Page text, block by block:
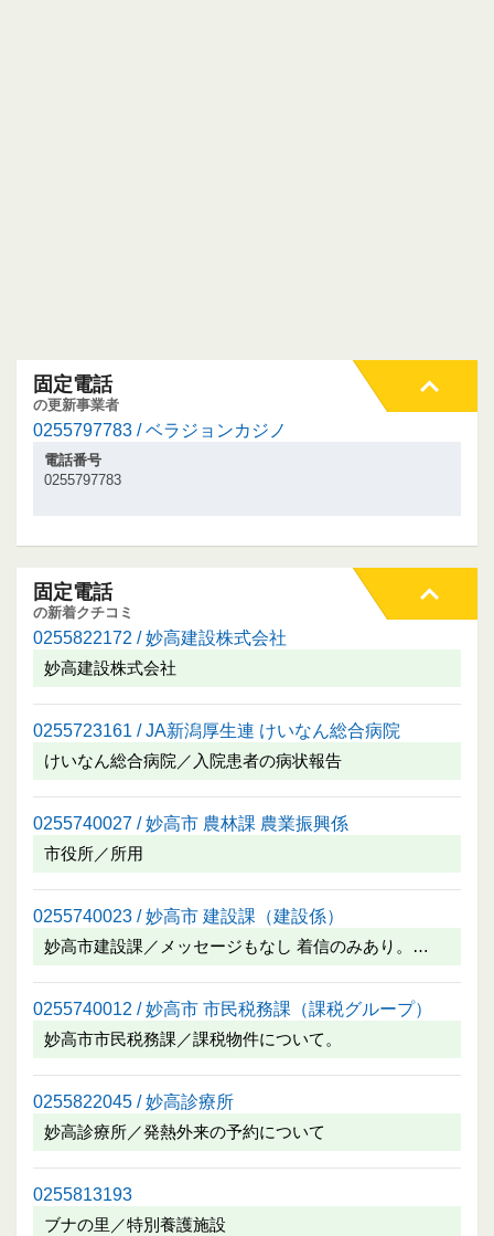
固定電話
の更新事業者
0255797783 / ベラジョンカジノ
電話番号
0255797783
固定電話
の新着クチコミ
0255822172 / 妙高建設株式会社
妙高建設株式会社
0255723161 / JA新潟厚生連 けいなん総合病院
けいなん総合病院／入院患者の病状報告
0255740027 / 妙高市 農林課 農業振興係
市役所／所用
0255740023 / 妙高市 建設課（建設係）
妙高市建設課／メッセージもなし 着信のみあり。…
0255740012 / 妙高市 市民税務課（課税グループ）
妙高市市民税務課／課税物件について。
0255822045 / 妙高診療所
妙高診療所／発熱外来の予約について
0255813193
ブナの里／特別養護施設